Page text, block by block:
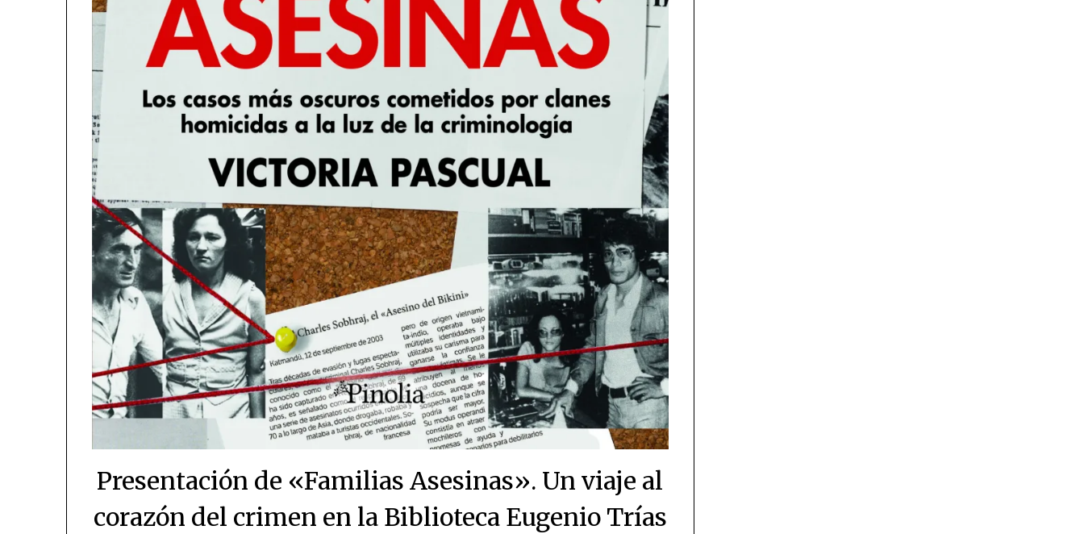
Presentación de «Familias Asesinas». Un viaje al
corazón del crimen en la Biblioteca Eugenio Trías